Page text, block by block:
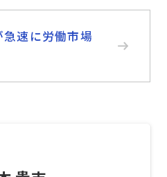
速に労働市場